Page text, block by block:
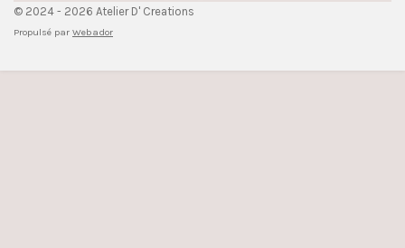
© 2024 - 2026 Atelier D' Creations
Propulsé par Webador